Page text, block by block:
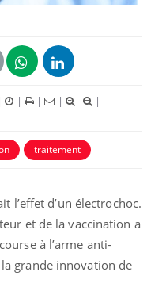
| | | |
|
traitement
l’effet d’un électrochoc.
et de la vaccination a
à l’arme anti-
grande innovation de